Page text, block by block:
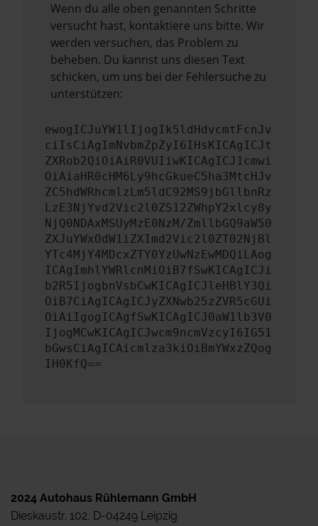
Wenn du alle oben genannten Schritte
versucht hast, kontaktiere uns bitte. Wir
werden versuchen, das Problem zu
beheben. Du kannst uns diesen Text
schicken, um uns bei der Fehlersuche zu
unterstützen:
ewogICJuYW1lIjogIk5ldHdvcmtFcnJv
ciIsCiAgImNvbmZpZyI6IHsKICAgICJt
ZXRob2QiOiAiR0VUIiwKICAgICJ1cmwi
OiAiaHR0cHM6Ly9hcGkueC5ha3MtcHJv
ZC5hdWRhcmlzLm5ldC92MS9jbGllbnRz
LzE3NjYvd2Vic2l0ZS12ZWhpY2xlcy8y
NjQ0NDAxMSUyMzE0NzM/ZmllbGQ9aW50
ZXJuYWxOdW1iZXImd2Vic2l0ZT02NjBl
YTc4MjY4MDcxZTY0YzUwNzEwMDQiLAog
ICAgImhlYWRlcnMiOiB7fSwKICAgICJi
b2R5IjogbnVsbCwKICAgICJleHBlY3Qi
OiB7CiAgICAgICJyZXNwb25zZVR5cGUi
OiAiIgogICAgfSwKICAgICJ0aW1lb3V0
IjogMCwKICAgICJwcm9ncmVzcyI6IG51
bGwsCiAgICAicmlza3kiOiBmYWxzZQog
IH0KfQ==
2024 Autohaus Rühlemann GmbH
Dieskaustr. 102, D-04249 Leipzig